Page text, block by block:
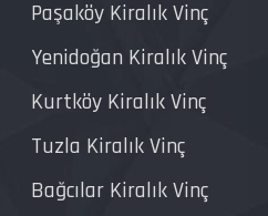
Paşaköy Kiralık Vinç
Yenidoğan Kiralık Vinç
Kurtköy Kiralık Vinç
Tuzla Kiralık Vinç
Bağcılar Kiralık Vinç